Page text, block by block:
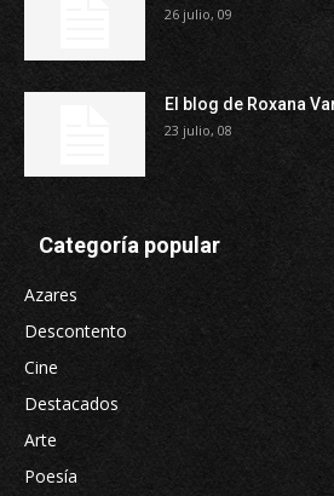
26 julio, 09
El blog de Roxana
23 julio, 08
Categoría popular
Azares
Descontento
Cine
Destacados
Arte
Poesía